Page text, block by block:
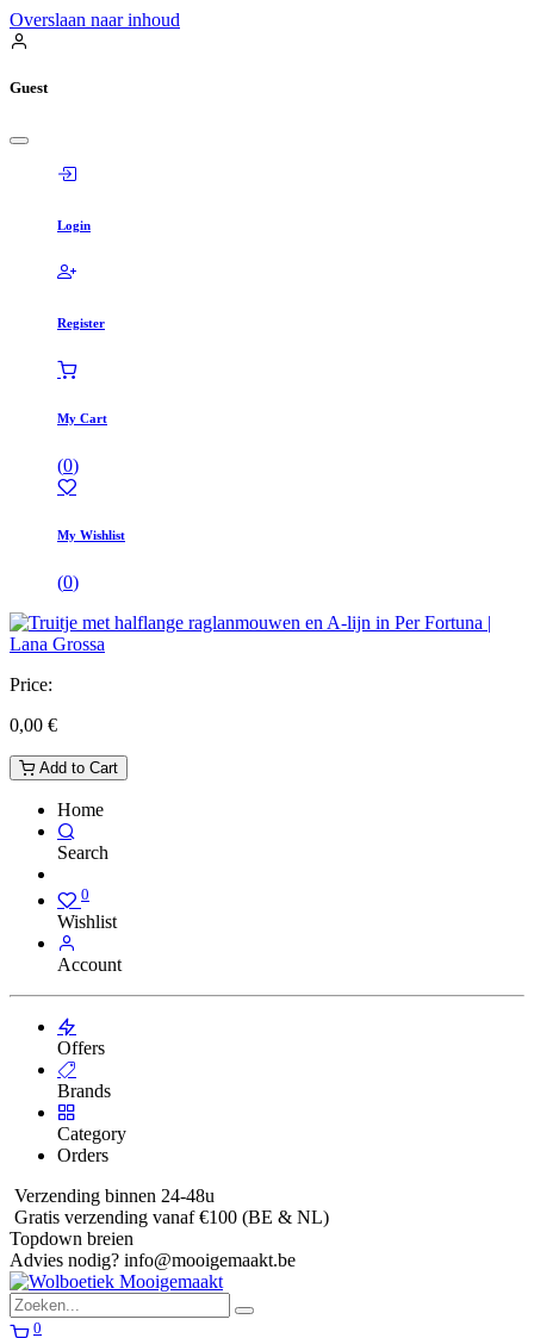
Overslaan naar inhoud
Guest
Login
Register
My Cart
(0)
My Wishlist
(0)
Price:
0,00 €
Add to Cart
Home
Search
0
Wishlist
Account
Offers
Brands
Category
Orders
Verzending binnen 24-48u
Gratis verzending vanaf €100 (BE & NL)
Topdown breien
Advies nodig? info@mooigemaakt.be
0